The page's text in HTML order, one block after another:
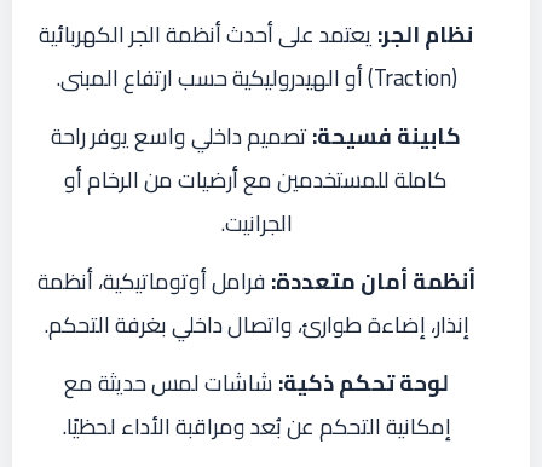
نظام الجر:يعتمد على أحدث أنظمة الجر الكهربائية
(Traction) أو الهيدروليكية حسب ارتفاع المبنى.
كابينة فسيحة:تصميم داخلي واسع يوفر راحة
كاملة للمستخدمين مع أرضيات من الرخام أو
الجرانيت.
أنظمة أمان متعددة:فرامل أوتوماتيكية، أنظمة
إنذار، إضاءة طوارئ، واتصال داخلي بغرفة التحكم.
لوحة تحكم ذكية:شاشات لمس حديثة مع
إمكانية التحكم عن بُعد ومراقبة الأداء لحظيًا.